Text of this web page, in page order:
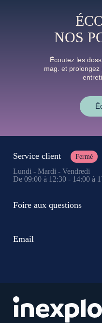
NOS
Écoutez les
mag. et
Service client Fermé
Lundi - Mardi - Vendredi
De 09:00 à 12:30 - 14:00 à
Foire aux questions
Email